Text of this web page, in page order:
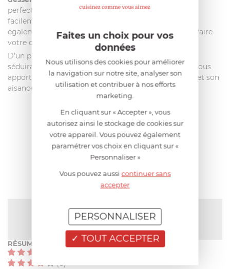
perfection élégance et discrétion. Elle s’accordera
facilement avec tous les styles d’intérieur et pourra
également servir de petit meuble d’appoint pour parfaire
votre décoration.
D’un premier abord,
séduira par son style et son élégance. À l’usage, elle vous
apportera satisfaction au quotidien par sa simplicité et son
aisance.
AIDE AU CHOIX
AVIS CLIENT
NOTE MOYENNE
Pas encore de note
RÉSUMÉ
(0)
Faites un choix pour vos
données
Nous utilisons des cookies pour améliorer
la navigation sur notre site, analyser son
utilisation et contribuer à nos efforts
marketing.
En cliquant sur « Accepter », vous
autorisez ainsi le stockage de cookies sur
votre appareil. Vous pouvez également
paramétrer vos choix en cliquant sur «
Personnaliser »
Vous pouvez aussicontinuer sans
accepter
TOUT ACCEPTER
PERSONNALISER